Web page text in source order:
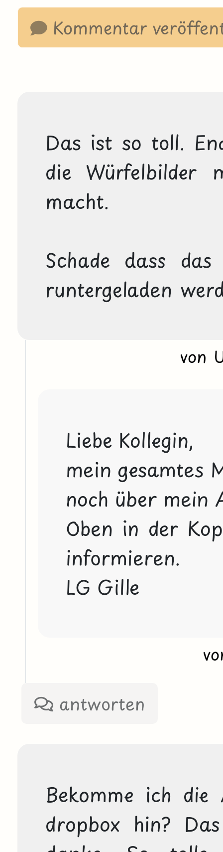
Kommentar
Das ist so toll.
die Würfelbilder
macht.
Schade dass
runtergeladen
von
Liebe Kollegin,
mein gesamtes
noch über mein
Oben in der
informieren.
LG Gille
antworten
Bekomme ich die
dropbox hin?